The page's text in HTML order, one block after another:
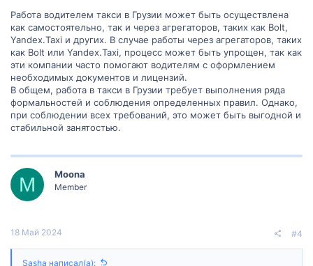
Работа водителем такси в Грузии может быть осуществлена
как самостоятельно, так и через агрегаторов, таких как Bolt,
Yandex.Taxi и других. В случае работы через агрегаторов, таких
как Bolt или Yandex.Taxi, процесс может быть упрощен, так как
эти компании часто помогают водителям с оформлением
необходимых документов и лицензий.
В общем, работа в такси в Грузии требует выполнения ряда
формальностей и соблюдения определенных правил. Однако,
при соблюдении всех требований, это может быть выгодной и
стабильной занятостью.
M Moona
Member
18 Май 2024 #4
Sasha написал(а):